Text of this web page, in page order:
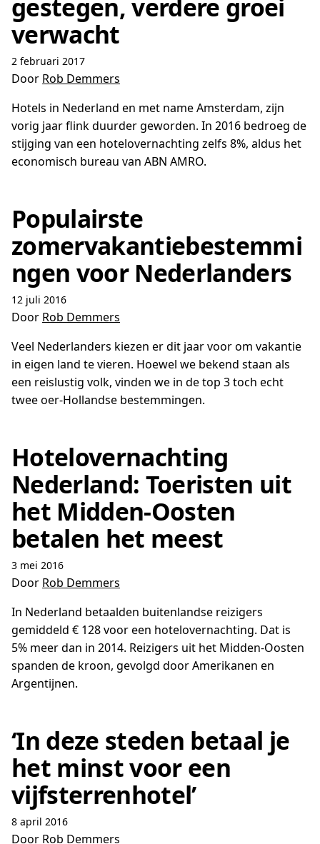
gestegen, verdere groei
verwacht
2 februari 2017
Door Rob Demmers
Hotels in Nederland en met name Amsterdam, zijn
vorig jaar flink duurder geworden. In 2016 bedroeg de
stijging van een hotelovernachting zelfs 8%, aldus het
economisch bureau van ABN AMRO.
Populairste
zomervakantiebestemmi
ngen voor Nederlanders
12 juli 2016
Door Rob Demmers
Veel Nederlanders kiezen er dit jaar voor om vakantie
in eigen land te vieren. Hoewel we bekend staan als
een reislustig volk, vinden we in de top 3 toch echt
twee oer-Hollandse bestemmingen.
Hotelovernachting
Nederland: Toeristen uit
het Midden-Oosten
betalen het meest
3 mei 2016
Door Rob Demmers
In Nederland betaalden buitenlandse reizigers
gemiddeld € 128 voor een hotelovernachting. Dat is
5% meer dan in 2014. Reizigers uit het Midden-Oosten
spanden de kroon, gevolgd door Amerikanen en
Argentijnen.
‘In deze steden betaal je
het minst voor een
vijfsterrenhotel’
8 april 2016
Door Rob Demmers